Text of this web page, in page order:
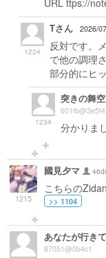
URL ttps://
1224
Tさん 2026/
反対です。
で他の調理
部分的にヒ
1234
突きの舞
601fb@3e5f4
分かりま
1215
國見夕マ
こちらの
>> 1104
あなたが行き
87051@0b4c1